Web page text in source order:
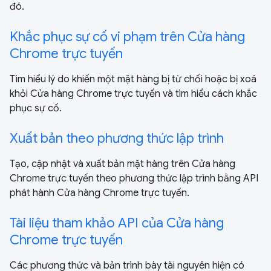
đó.
Khắc phục sự cố vi phạm trên Cửa hàng
Chrome trực tuyến
Tìm hiểu lý do khiến một mặt hàng bị từ chối hoặc bị xoá
khỏi Cửa hàng Chrome trực tuyến và tìm hiểu cách khắc
phục sự cố.
Xuất bản theo phương thức lập trình
Tạo, cập nhật và xuất bản mặt hàng trên Cửa hàng
Chrome trực tuyến theo phương thức lập trình bằng API
phát hành Cửa hàng Chrome trực tuyến.
Tài liệu tham khảo API của Cửa hàng
Chrome trực tuyến
Các phương thức và bản trình bày tài nguyên hiện có